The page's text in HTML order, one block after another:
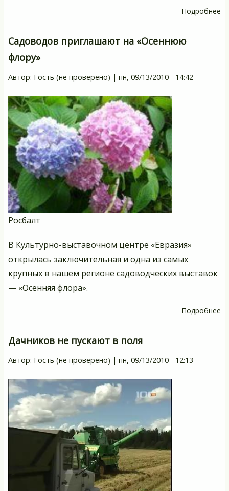
Подробнее
Садоводов приглашают на «Осеннюю
флору»
Автор: Гость (не проверено) | пн, 09/13/2010 - 14:42
Росбалт
В Культурно-выставочном центре «Евразия»
открылась заключительная и одна из самых
крупных в нашем регионе садоводческих выставок
— «Осенняя флора».
Подробнее
Дачников не пускают в поля
Автор: Гость (не проверено) | пн, 09/13/2010 - 12:13